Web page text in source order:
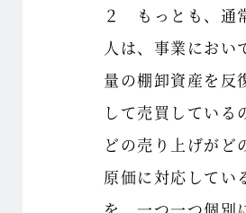
２ もっとも、通
人は、事業におい
量の棚卸資産を反
して売買している
どの売り上げがど
原価に対応してい